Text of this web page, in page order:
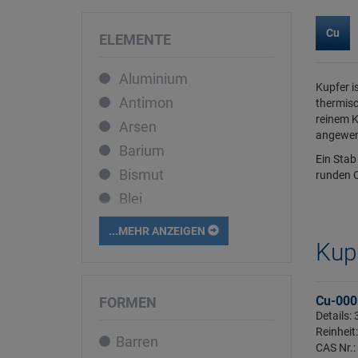
ELEMENTE
Aluminium
Antimon
Arsen
Barium
Bismut
Blei
Cadmium
Calcium
Chrom
...MEHR ANZEIGEN
FORMEN
Barren
Cu
Kupfer
reinem
Ein
runden
Cu-
Details:
CAS